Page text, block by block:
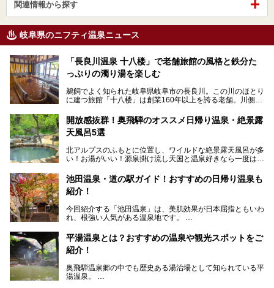
関連情報から探す
岐阜県のニフティ温泉ニュース
「長良川温泉 十八楼」で老舗旅館の風格と鉄分た
っぷりの濁り湯を楽しむ
鵜飼でよく知られた岐阜県岐阜市の長良川。この川のほとり
に建つ旅館「十八楼」は創業160年以上を誇る老舗。川側の
濁り湯で、地産地消にこだわった食事も定評があります。
そして大浴場は日帰り入浴もできるんですよ。泊まりでも日
岐阜の手仕事に触れる旅とともに楽しんでみてはいかがでし
ょう！
───
提供元：岐阜県【PR】
この記事は岐阜県のPR記事です。
開放感抜群！奥飛騨のオススメ日帰り温泉・絶景露
天風呂5選
北アルプスのふもとに位置し、ワイルドな絶景露天風呂が多
い！お湯がいい！源泉掛け流し天国と温泉好きなら一度は行
「平湯温泉」「福地温泉」「新平湯温泉」「栃尾温泉」「新
穂高温泉」と5つの温泉地を総称して奥飛騨温泉郷と呼びま
風呂を5ヶ所ご紹介したいと思います。いずれも素晴らしい
温泉ですよ！
池田温泉・道の駅ガイド！おすすめの日帰り温泉も
紹介！
今回紹介する「池田温泉」は、美肌効果が日本屈指ともいわ
れ、根強い人気がある温泉地です。
温泉旅として利用することができます。
池田温泉には道の駅があるなど、温泉、観光、買い物と、さ
そんな池田温泉の魅力を詳しく紹介していきます！
平湯温泉とは？おすすめの温泉や観光スポットをご
紹介！
奥飛騨温泉郷の中でも歴史ある湯治場として知られている平
湯温泉。